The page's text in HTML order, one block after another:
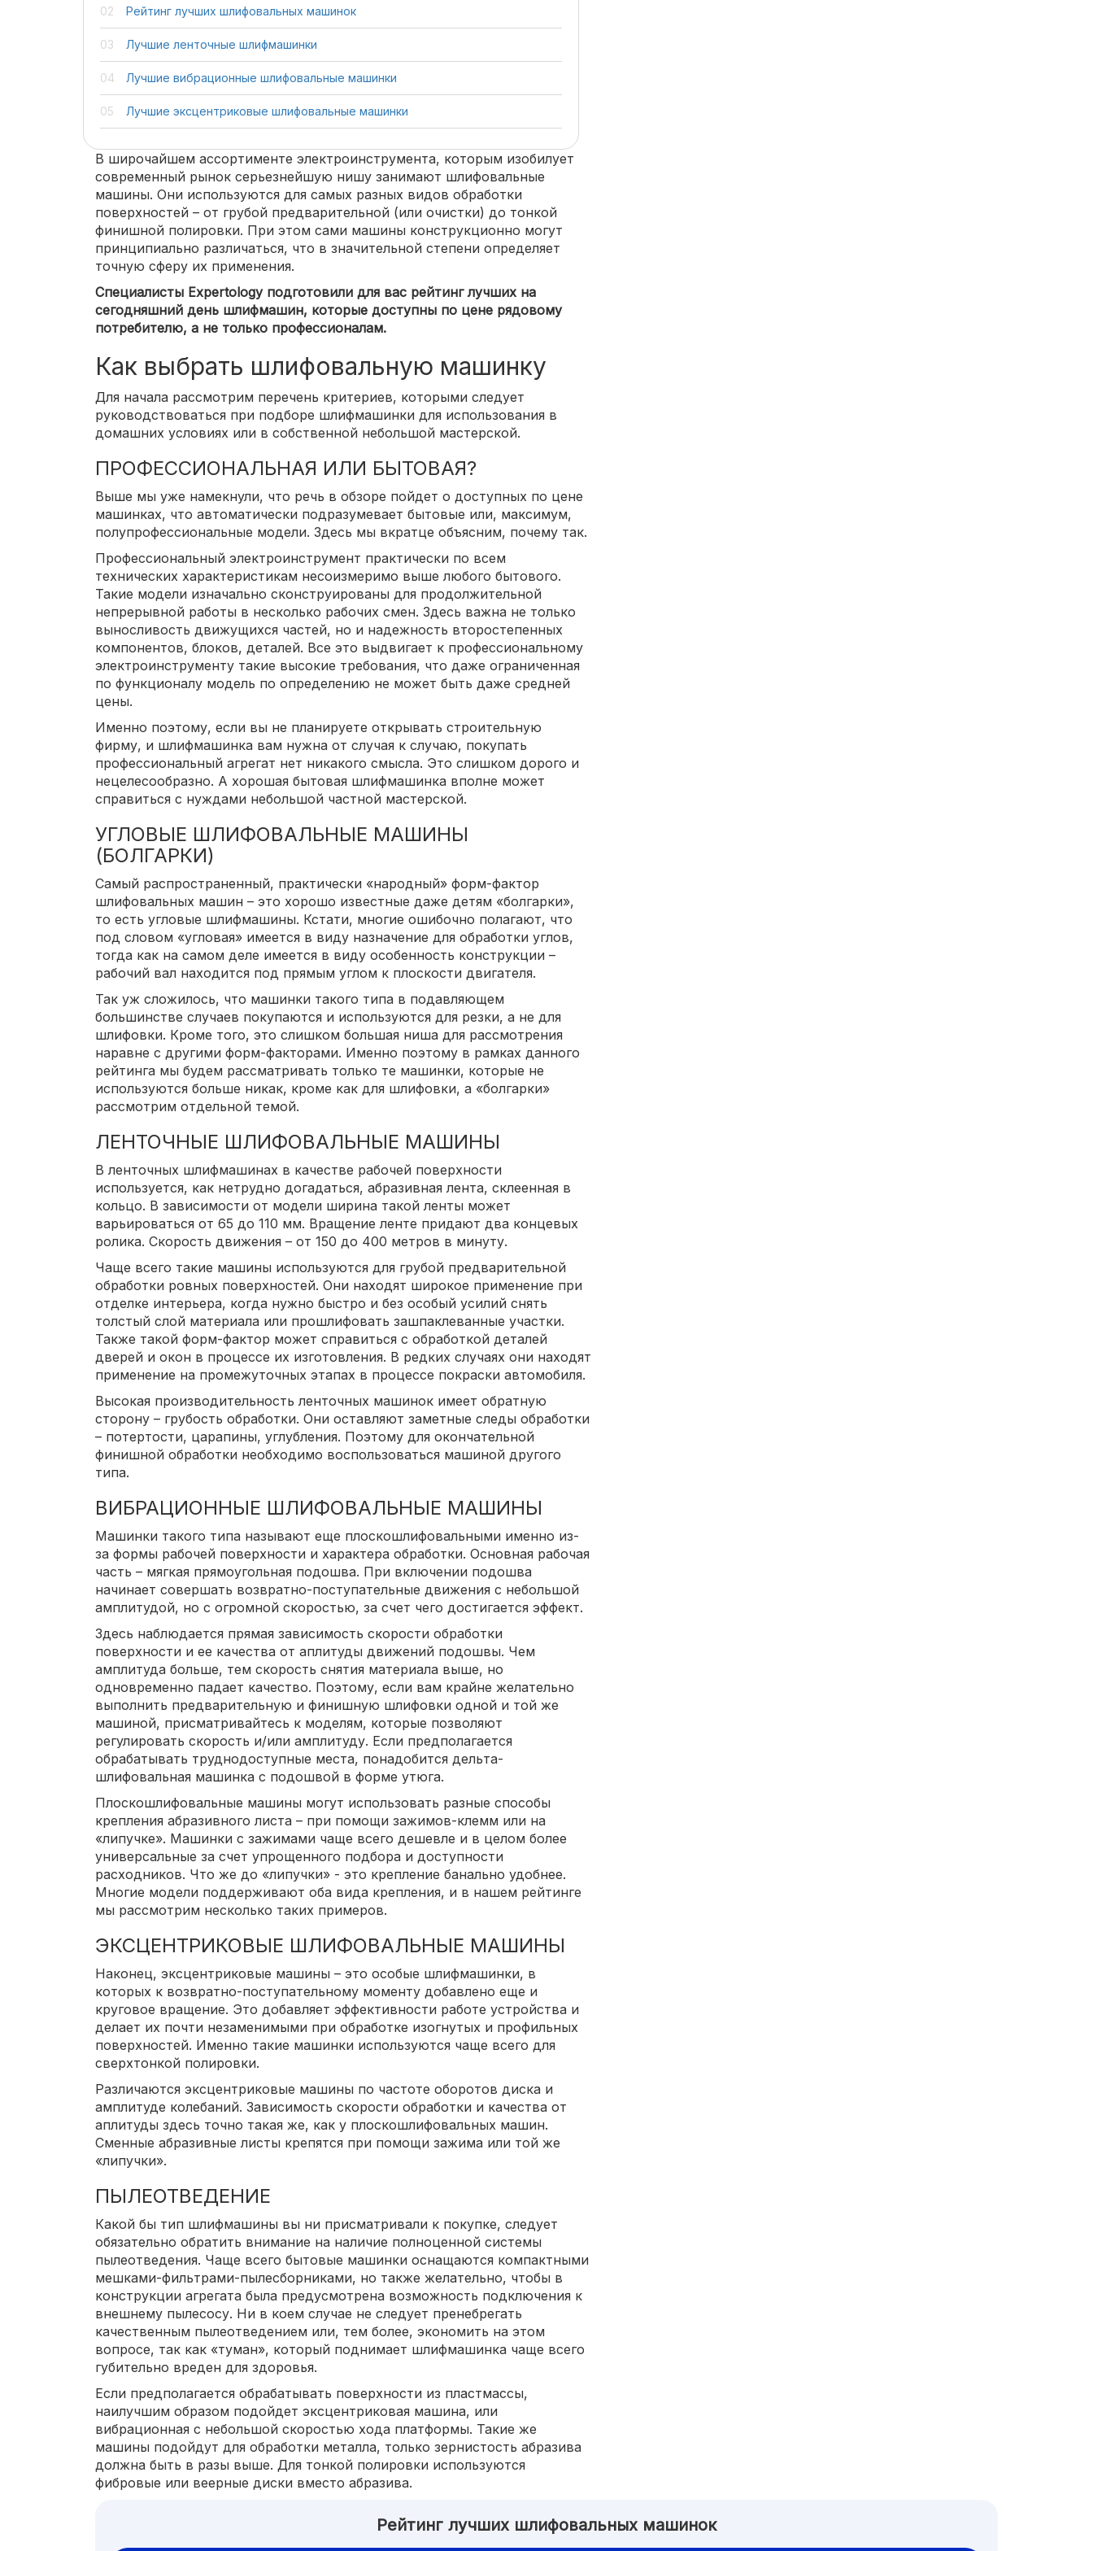
Рейтинг лучших шлифовальных машинок
Лучшие ленточные шлифмашинки
Лучшие вибрационные шлифовальные машинки
Лучшие эксцентриковые шлифовальные машинки
В широчайшем ассортименте электроинструмента, которым изобилует
современный рынок серьезнейшую нишу занимают шлифовальные
машины. Они используются для самых разных видов обработки
поверхностей – от грубой предварительной (или очистки) до тонкой
финишной полировки. При этом сами машины конструкционно могут
принципиально различаться, что в значительной степени определяет
точную сферу их применения.
Специалисты Expertology подготовили для вас рейтинг лучших на
сегодняшний день шлифмашин, которые доступны по цене рядовому
потребителю, а не только профессионалам.
Как выбрать шлифовальную машинку
Для начала рассмотрим перечень критериев, которыми следует
руководствоваться при подборе шлифмашинки для использования в
домашних условиях или в собственной небольшой мастерской.
ПРОФЕССИОНАЛЬНАЯ ИЛИ БЫТОВАЯ?
Выше мы уже намекнули, что речь в обзоре пойдет о доступных по цене
машинках, что автоматически подразумевает бытовые или, максимум,
полупрофессиональные модели. Здесь мы вкратце объясним, почему так.
Профессиональный электроинструмент практически по всем
технических характеристикам несоизмеримо выше любого бытового.
Такие модели изначально сконструированы для продолжительной
непрерывной работы в несколько рабочих смен. Здесь важна не только
выносливость движущихся частей, но и надежность второстепенных
компонентов, блоков, деталей. Все это выдвигает к профессиональному
электроинструменту такие высокие требования, что даже ограниченная
по функционалу модель по определению не может быть даже средней
цены.
Именно поэтому, если вы не планируете открывать строительную
фирму, и шлифмашинка вам нужна от случая к случаю, покупать
профессиональный агрегат нет никакого смысла. Это слишком дорого и
нецелесообразно. А хорошая бытовая шлифмашинка вполне может
справиться с нуждами небольшой частной мастерской.
УГЛОВЫЕ ШЛИФОВАЛЬНЫЕ МАШИНЫ
(БОЛГАРКИ)
Самый распространенный, практически «народный» форм-фактор
шлифовальных машин – это хорошо известные даже детям «болгарки»,
то есть угловые шлифмашины. Кстати, многие ошибочно полагают, что
под словом «угловая» имеется в виду назначение для обработки углов,
тогда как на самом деле имеется в виду особенность конструкции –
рабочий вал находится под прямым углом к плоскости двигателя.
Так уж сложилось, что машинки такого типа в подавляющем
большинстве случаев покупаются и используются для резки, а не для
шлифовки. Кроме того, это слишком большая ниша для рассмотрения
наравне с другими форм-факторами. Именно поэтому в рамках данного
рейтинга мы будем рассматривать только те машинки, которые не
используются больше никак, кроме как для шлифовки, а «болгарки»
рассмотрим отдельной темой.
ЛЕНТОЧНЫЕ ШЛИФОВАЛЬНЫЕ МАШИНЫ
В ленточных шлифмашинах в качестве рабочей поверхности
используется, как нетрудно догадаться, абразивная лента, склеенная в
кольцо. В зависимости от модели ширина такой ленты может
варьироваться от 65 до 110 мм. Вращение ленте придают два концевых
ролика. Скорость движения – от 150 до 400 метров в минуту.
Чаще всего такие машины используются для грубой предварительной
обработки ровных поверхностей. Они находят широкое применение при
отделке интерьера, когда нужно быстро и без особый усилий снять
толстый слой материала или прошлифовать зашпаклеванные участки.
Также такой форм-фактор может справиться с обработкой деталей
дверей и окон в процессе их изготовления. В редких случаях они находят
применение на промежуточных этапах в процессе покраски автомобиля.
Высокая производительность ленточных машинок имеет обратную
сторону – грубость обработки. Они оставляют заметные следы обработки
– потертости, царапины, углубления. Поэтому для окончательной
финишной обработки необходимо воспользоваться машиной другого
типа.
ВИБРАЦИОННЫЕ ШЛИФОВАЛЬНЫЕ МАШИНЫ
Машинки такого типа называют еще плоскошлифовальными именно из-
за формы рабочей поверхности и характера обработки. Основная рабочая
часть – мягкая прямоугольная подошва. При включении подошва
начинает совершать возвратно-поступательные движения с небольшой
амплитудой, но с огромной скоростью, за счет чего достигается эффект.
Здесь наблюдается прямая зависимость скорости обработки
поверхности и ее качества от аплитуды движений подошвы. Чем
амплитуда больше, тем скорость снятия материала выше, но
одновременно падает качество. Поэтому, если вам крайне желательно
выполнить предварительную и финишную шлифовки одной и той же
машиной, присматривайтесь к моделям, которые позволяют
регулировать скорость и/или амплитуду. Если предполагается
обрабатывать труднодоступные места, понадобится дельта-
шлифовальная машинка с подошвой в форме утюга.
Плоскошлифовальные машины могут использовать разные способы
крепления абразивного листа – при помощи зажимов-клемм или на
«липучке». Машинки с зажимами чаще всего дешевле и в целом более
универсальные за счет упрощенного подбора и доступности
расходников. Что же до «липучки» - это крепление банально удобнее.
Многие модели поддерживают оба вида крепления, и в нашем рейтинге
мы рассмотрим несколько таких примеров.
ЭКСЦЕНТРИКОВЫЕ ШЛИФОВАЛЬНЫЕ МАШИНЫ
Наконец, эксцентриковые машины – это особые шлифмашинки, в
которых к возвратно-поступательному моменту добавлено еще и
круговое вращение. Это добавляет эффективности работе устройства и
делает их почти незаменимыми при обработке изогнутых и профильных
поверхностей. Именно такие машинки используются чаще всего для
сверхтонкой полировки.
Различаются эксцентриковые машины по частоте оборотов диска и
амплитуде колебаний. Зависимость скорости обработки и качества от
аплитуды здесь точно такая же, как у плоскошлифовальных машин.
Сменные абразивные листы крепятся при помощи зажима или той же
«липучки».
ПЫЛЕОТВЕДЕНИЕ
Какой бы тип шлифмашины вы ни присматривали к покупке, следует
обязательно обратить внимание на наличие полноценной системы
пылеотведения. Чаще всего бытовые машинки оснащаются компактными
мешками-фильтрами-пылесборниками, но также желательно, чтобы в
конструкции агрегата была предусмотрена возможность подключения к
внешнему пылесосу. Ни в коем случае не следует пренебрегать
качественным пылеотведением или, тем более, экономить на этом
вопросе, так как «туман», который поднимает шлифмашинка чаще всего
губительно вреден для здоровья.
Если предполагается обрабатывать поверхности из пластмассы,
наилучшим образом подойдет эксцентриковая машина, или
вибрационная с небольшой скоростью хода платформы. Такие же
машины подойдут для обработки металла, только зернистость абразива
должна быть в разы выше. Для тонкой полировки используются
фибровые или веерные диски вместо абразива.
Рейтинг лучших шлифовальных машинок